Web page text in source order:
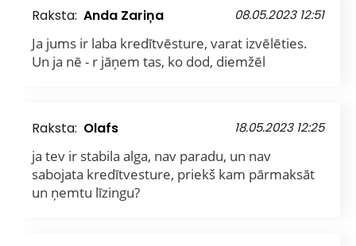
Raksta: Anda Zariņa 08.05.2023 12:51
Ja jums ir laba kredītvēsture, varat izvēlēties.
Un ja nē - r jāņem tas, ko dod, diemžēl
Raksta: Olafs 18.05.2023 12:25
ja tev ir stabila alga, nav paradu, un nav
sabojata kredītvesture, priekš kam pārmaksāt
un ņemtu līzingu?